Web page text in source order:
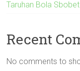
Taruhan Bola Sbobet
Recent
No comments to